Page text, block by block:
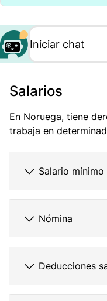
Salarios
En Noruega, tiene
trabaja en
Salario
Nómina
Deducciones